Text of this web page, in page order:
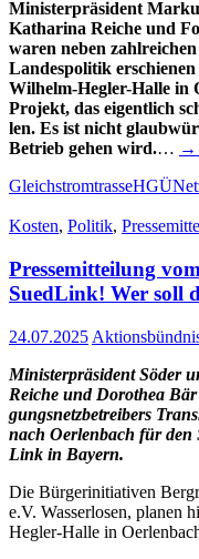
Minis­ter­prä­si­dent
Katha­ri­na Rei­che und
waren neben
Lan­des­po­li­tik
Wil­helm-Heg­­ler-Hal­­le in
Pro­jekt, das eigent­lich
len. Es ist nicht
Betrieb gehen wird.… →
GleichstromtrasseHGÜ
Kosten, Politik,
Pres­se­mit­tei­lung
Sued­Link! Wer soll
24.07.2025
Minis­ter­prä­si­dent Söder
Rei­che und Doro­thea
gungs­netz­be­trei­bers
nach Oer­len­bach für den
Link in Bay­ern.
Die Bür­ger­initia­ti­ven
e.V. Was­ser­lo­sen, pla­nen
Heg­­ler-Hal­­le in